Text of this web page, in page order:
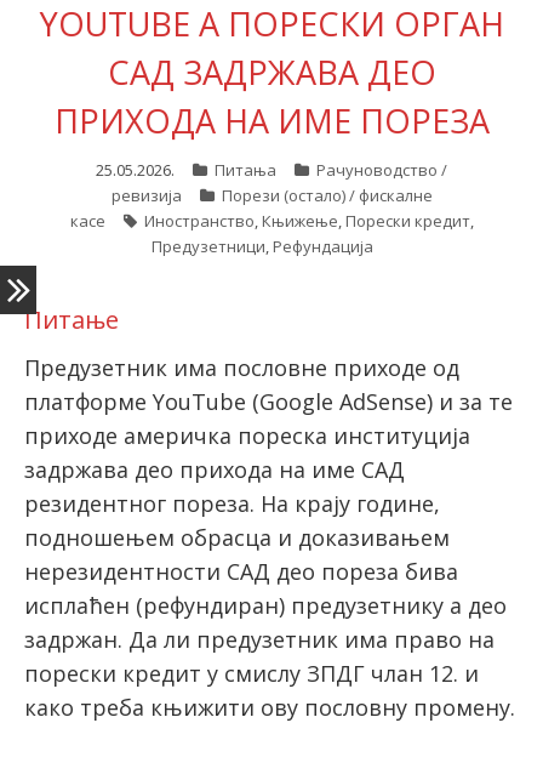
О нама
Претплата
Пријава
YOUTUBE А ПОРЕСКИ ОРГАН
САД ЗАДРЖАВА ДЕО
ПРИХОДА НА ИМЕ ПОРЕЗА
25.05.2026. Питања
Рачуноводство /
ревизија
Порези (остало) / фискалне
касе
Иностранство, Књижење, Порески кредит,
Предузетници, Рефундација
Питање
Предузетник има пословне приходе од
платформе YouTube (Google AdSense) и за те
приходе америчка пореска институција
задржава део прихода на име САД
резидентног пореза. На крају године,
подношењем обрасца и доказивањем
нерезидентности САД део пореза бива
исплаћен (рефундиран) предузетнику а део
задржан. Да ли предузетник има право на
порески кредит у смислу ЗПДГ члан 12. и
како треба књижити ову пословну промену.